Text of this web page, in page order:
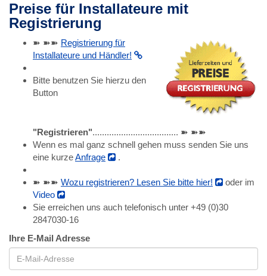
Preise für Installateure mit
Registrierung
➽ ➽➽ Registrierung für
Installateure und Händler!
Bitte benutzen Sie hierzu den
Button
"Registrieren".................................... ➽ ➽➽
Wenn es mal ganz schnell gehen muss senden Sie uns
eine kurzeAnfrage .
➽ ➽➽ Wozu registrieren? Lesen Sie bitte hier!
oder im
Video
Sie erreichen uns auch telefonisch unter +49 (0)30
2847030-16
Ihre E-Mail Adresse